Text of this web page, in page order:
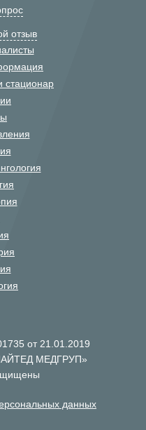
отзыв
стационар
от 21.01.2019
МЕДГРУП»
данных